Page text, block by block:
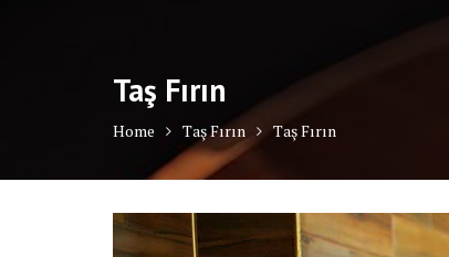
Taş Fırın
Home Taş Fırın Taş Fırın